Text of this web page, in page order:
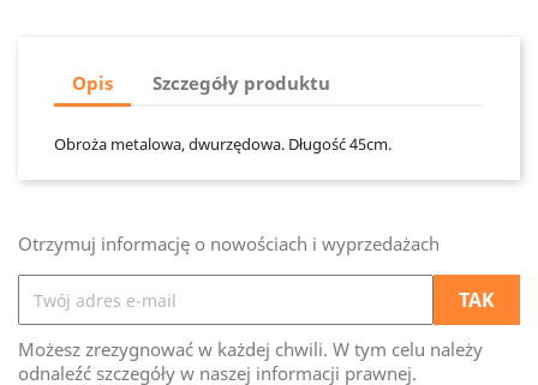
Opis Szczegóły produktu
Obroża metalowa, dwurzędowa. Długość 45cm.
Otrzymuj informację o nowościach i wyprzedażach
Możesz zrezygnować w każdej chwili. W tym celu należy
odnaleźć szczegóły w naszej informacji prawnej.